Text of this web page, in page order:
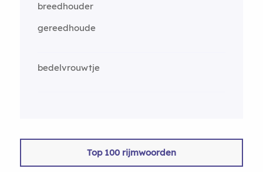
breedhouder
gereedhoude
bedelvrouwtje
Top 100 rijmwoorden